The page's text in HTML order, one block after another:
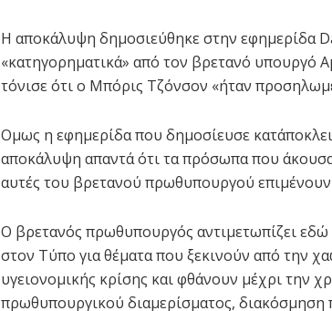
Η αποκάλυψη δημοσιεύθηκε στην εφημερίδα
«κατηγορηματικά» από τον βρετανό υπουργό
τόνισε ότι ο Μπόρις Τζόνσον «ήταν
Ομως η εφημερίδα που δημοσίευσε
αποκάλυψη απαντά ότι τα πρόσωπα που
αυτές του βρετανού πρωθυπουργού
Ο βρετανός πρωθυπουργός αντιμετωπίζει εδώ
στον Τύπο για θέματα που ξεκινούν από την
υγειονομικής κρίσης και φθάνουν μέχρι την
πρωθυπουργικού διαμερίσματος, διακόσμηση